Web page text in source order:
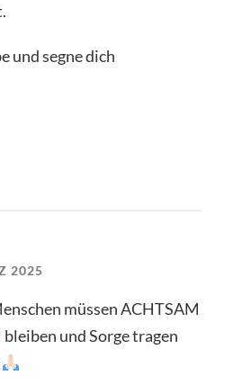
und segne dich
2025
müssen ACHTSAM
und Sorge tragen